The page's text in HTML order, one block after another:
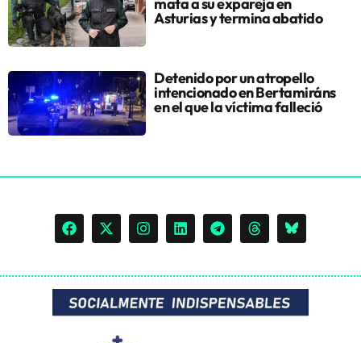
Asturias y termina abatido
Detenido por un atropello
intencionado en Bertamiráns
en el que la víctima falleció